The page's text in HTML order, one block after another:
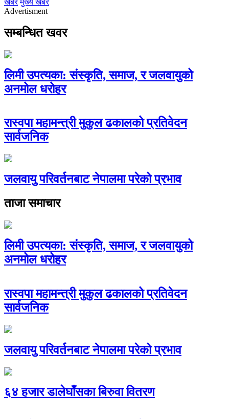
खबर मुख्य खबर
Advertisment
सम्बन्धित खवर
लिमी उपत्यका: संस्कृति, समाज, र जलवायुको
अनमोल धरोहर
रास्वपा महामन्त्री मुकुल ढकालको प्रतिवेदन
सार्वजनिक
जलवायु परिवर्तनबाट नेपालमा परेको प्रभाव
ताजा समाचार
लिमी उपत्यका: संस्कृति, समाज, र जलवायुको
अनमोल धरोहर
रास्वपा महामन्त्री मुकुल ढकालको प्रतिवेदन
सार्वजनिक
जलवायु परिवर्तनबाट नेपालमा परेको प्रभाव
६४ हजार डालेघाँसका बिरुवा वितरण